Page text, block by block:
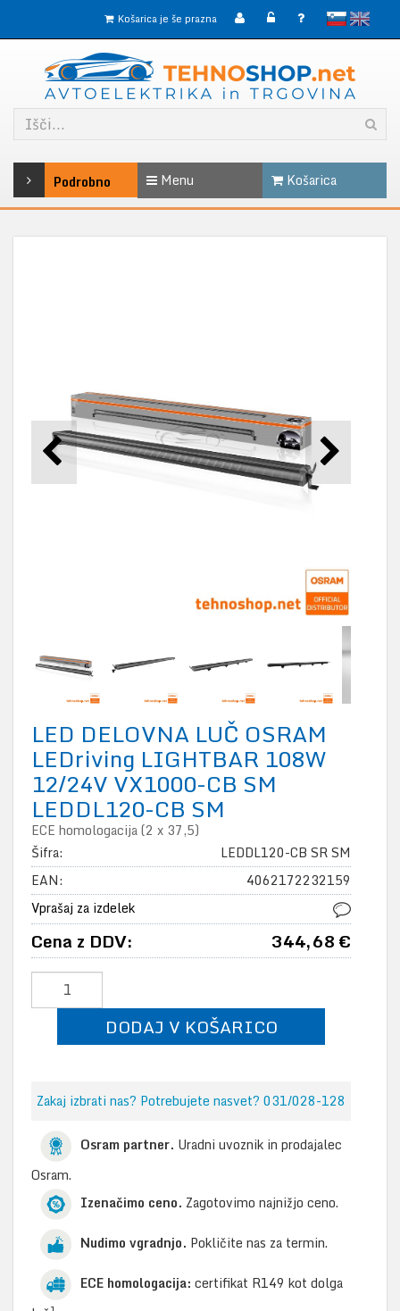
slovenskoEnglish
Košarica je še prazna
Podrobno Menu Košarica
LED DELOVNA LUČ OSRAM
LEDriving LIGHTBAR 108W
12/24V VX1000-CB SM
LEDDL120-CB SM
ECE homologacija (2 x 37,5)
Šifra:
LEDDL120-CB SR SM
EAN:
4062172232159
Vprašaj za izdelek
Cena z DDV: 344,68 €
DODAJ V KOŠARICO
Zakaj izbrati nas? Potrebujete nasvet? 031/028-128
Osram partner. Uradni uvoznik in prodajalec
Osram.
Izenačimo ceno. Zagotovimo najnižjo ceno.
Nudimo vgradnjo. Pokličite nas za termin.
ECE homologacija: certifikat R149 kot dolga